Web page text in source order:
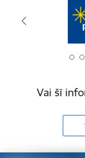
Vai šī